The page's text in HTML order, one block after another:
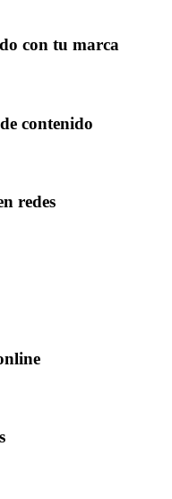
con tu marca
contenido
redes